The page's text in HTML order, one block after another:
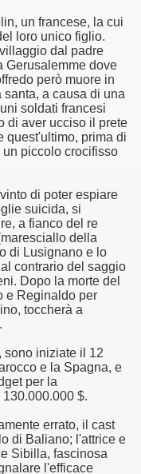
un francese, la cui
loro unico figlio.
dal padre
Gerusalemme dove
però muore in
a causa di una
soldati francesi
di aver ucciso il prete
quest'ultimo, prima di
piccolo crocifisso
di poter espiare
suicida, si
a fianco del re
della
di Lusignano e lo
contrario del saggio
Dopo la morte del
e Reginaldo per
toccherà a
sono iniziate il 12
e la Spagna, e
per la
$.
errato, il cast
di Baliano; l'attrice e
Sibilla, fascinosa
l'efficace
di Marcello
2013.
di Carlos
milioni di
tetraplegico
Allende
al mondo.